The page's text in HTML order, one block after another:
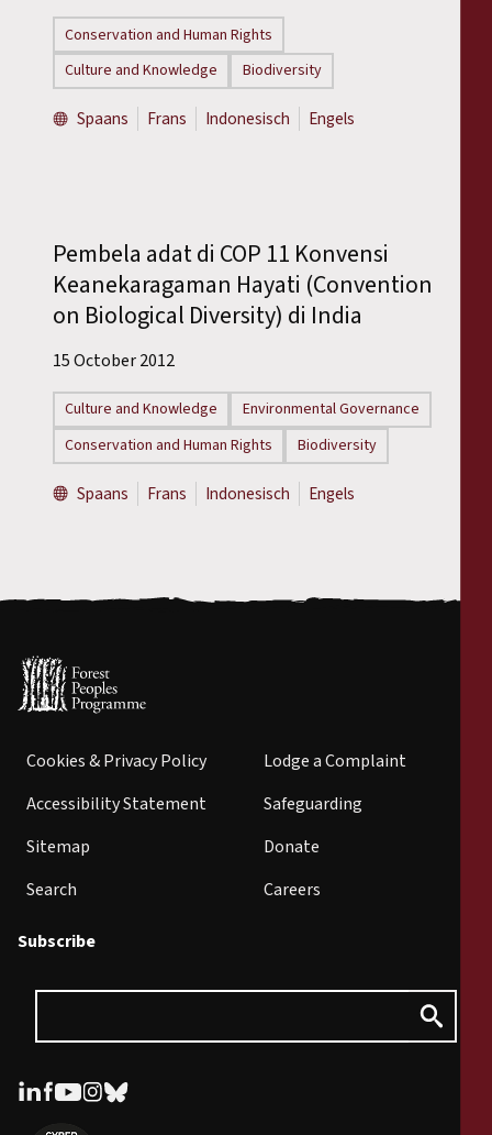
Conservation and Human Rights
Culture and Knowledge
Biodiversity
Spaans Frans Indonesisch Engels
Pembela adat di COP 11 Konvensi
Keanekaragaman Hayati (Convention
on Biological Diversity) di India
15 October 2012
Culture and Knowledge
Environmental Governance
Conservation and Human Rights
Biodiversity
Spaans Frans Indonesisch Engels
Cookies & Privacy Policy
Accessibility Statement
Sitemap
Search
Lodge a Complaint
Safeguarding
Donate
Careers
Subscribe